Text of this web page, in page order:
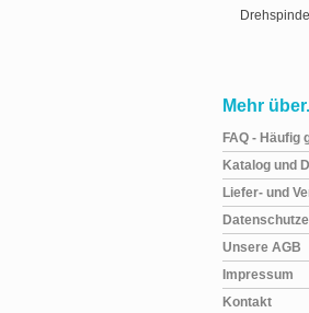
Mehr
FAQ - Häufig
Katalog und
Liefer- und
Unsere AGB
Impressum
Kontakt